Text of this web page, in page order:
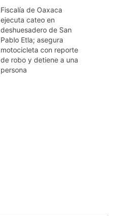
Fiscalía de Oaxaca
ejecuta cateo en
deshuesadero de San
Pablo Etla; asegura
motocicleta con reporte
de robo y detiene a una
persona